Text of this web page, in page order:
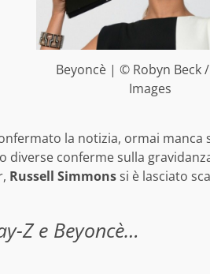
Beyoncè | © Robyn Beck
Images
la notizia, ormai
diverse conferme sulla
Russell Simmonssi è lasciato
Z e Beyoncè…